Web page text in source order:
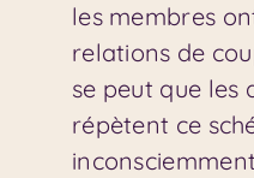
les membres
relations de
se peut que les
répètent ce